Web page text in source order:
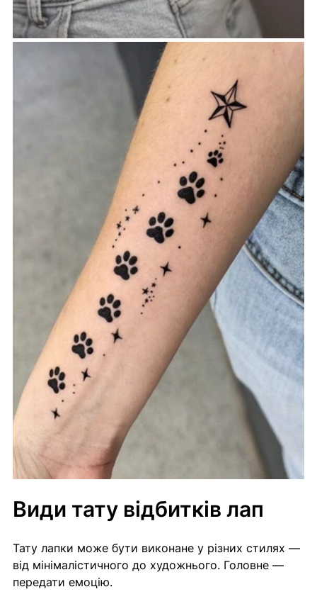
Види тату відбитків лап
Тату лапки може бути виконане у різних стилях —
від мінімалістичного до художнього. Головне —
передати емоцію.